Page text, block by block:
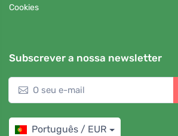
Cookies
Subscrever a nossa newsletter
Português / EUR